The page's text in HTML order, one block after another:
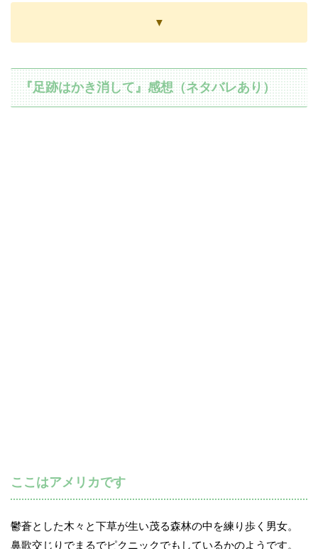
▼
『足跡はかき消して』感想（ネタバレあり）
ここはアメリカです
鬱蒼とした木々と下草が生い茂る森林の中を練り歩く男女。
鼻歌交じりでまるでピクニックでもしているかのようです。